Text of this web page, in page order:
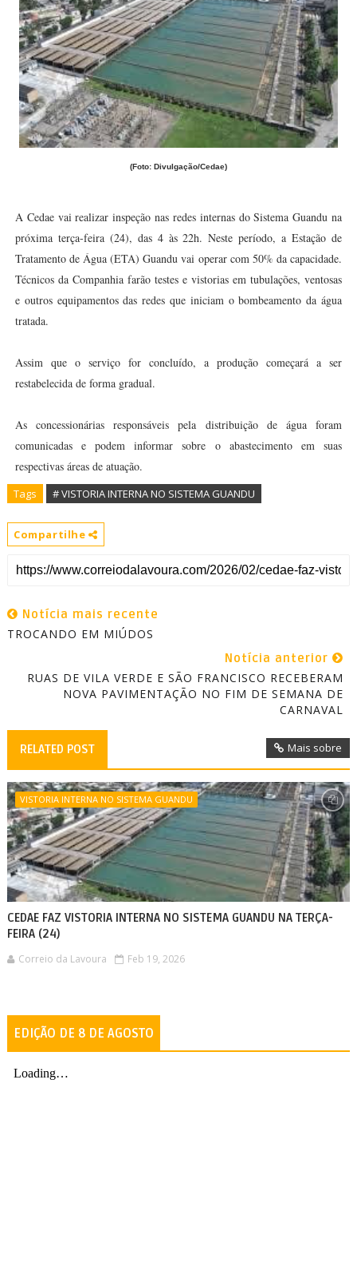
(Foto: Divulgação/Cedae)
A Cedae vai realizar inspeção nas redes internas do Sistema Guandu na
próxima terça-feira (24), das 4 às 22h. Neste período, a Estação de
Tratamento de Água (ETA) Guandu vai operar com 50% da capacidade.
Técnicos da Companhia farão testes e vistorias em tubulações, ventosas
e outros equipamentos das redes que iniciam o bombeamento da água
tratada.
Assim que o serviço for concluído, a produção começará a ser
restabelecida de forma gradual.
As concessionárias responsáveis pela distribuição de água foram
comunicadas e podem informar sobre o abastecimento em suas
respectivas áreas de atuação.
Tags # VISTORIA INTERNA NO SISTEMA GUANDU
Compartilhe
Notícia mais recente
TROCANDO EM MIÚDOS
Notícia anterior
RUAS DE VILA VERDE E SÃO FRANCISCO RECEBERAM
NOVA PAVIMENTAÇÃO NO FIM DE SEMANA DE
CARNAVAL
RELATED POST Mais sobre
VISTORIA INTERNA NO SISTEMA GUANDU
CEDAE FAZ VISTORIA INTERNA NO SISTEMA GUANDU NA TERÇA-
FEIRA (24)
Correio da Lavoura Feb 19, 2026
EDIÇÃO DE 8 DE AGOSTO